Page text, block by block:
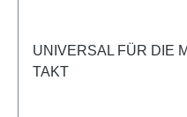
UNIVERSAL FÜR DIE
TAKT